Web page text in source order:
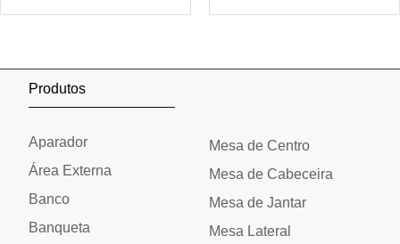
Produtos
Aparador
Área Externa
Banco
Banqueta
Mesa de Centro
Mesa de Cabeceira
Mesa de Jantar
Mesa Lateral